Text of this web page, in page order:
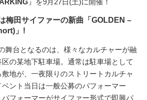
梅田サイファーの新曲「GOLDEN –
」!
舞台となるのは、様々なカルチャーが融
の某地下駐車場。通常は駐車場として
地が、一夜限りのストリートカルチャ
ント当日は一般公募のパフォーマー
フォーマーがサイファー形式で即興パ